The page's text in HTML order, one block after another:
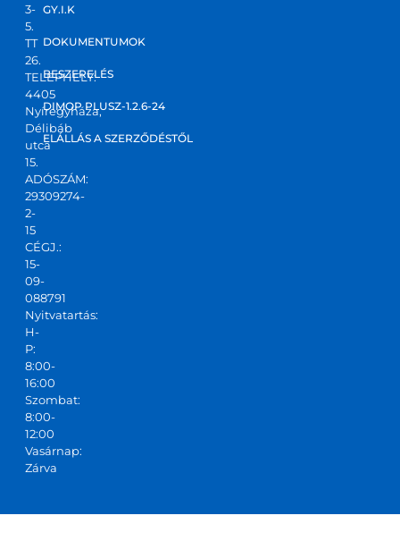
3-
5.
TT
26.
TELEPHELY:
4405
Nyíregyháza,
Délibáb
utca
15.
ADÓSZÁM:
29309274-
2-
15
CÉGJ.:
15-
09-
088791
Nyitvatartás:
H-
P:
8:00-
16:00
Szombat:
8:00-
12:00
Vasárnap:
Zárva
GY.I.K
DOKUMENTUMOK
BESZERELÉS
DIMOP PLUSZ-1.2.6-24
ELÁLLÁS A SZERZŐDÉSTŐL